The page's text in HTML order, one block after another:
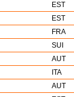
EST
EST
FRA
SUI
AUT
ITA
AUT